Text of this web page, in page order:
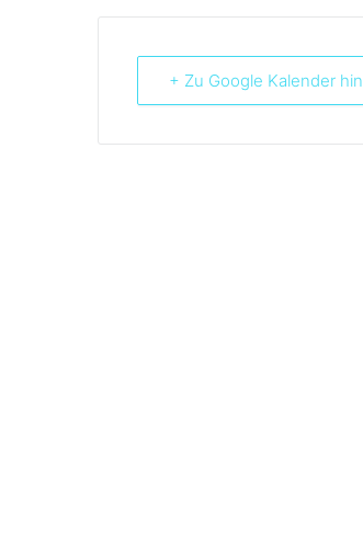
+ Zu Google Kalender